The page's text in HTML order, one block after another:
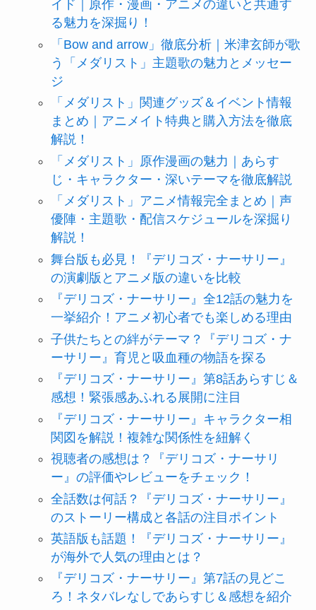
イド｜原作・漫画・アニメの違いと共通す
る魅力を深掘り！
「Bow and arrow」徹底分析｜米津玄師が歌
う「メダリスト」主題歌の魅力とメッセー
ジ
「メダリスト」関連グッズ＆イベント情報
まとめ｜アニメイト特典と購入方法を徹底
解説！
「メダリスト」原作漫画の魅力｜あらす
じ・キャラクター・深いテーマを徹底解説
「メダリスト」アニメ情報完全まとめ｜声
優陣・主題歌・配信スケジュールを深掘り
解説！
舞台版も必見！『デリコズ・ナーサリー』
の演劇版とアニメ版の違いを比較
『デリコズ・ナーサリー』全12話の魅力を
一挙紹介！アニメ初心者でも楽しめる理由
子供たちとの絆がテーマ？『デリコズ・ナ
ーサリー』育児と吸血種の物語を探る
『デリコズ・ナーサリー』第8話あらすじ＆
感想！緊張感あふれる展開に注目
『デリコズ・ナーサリー』キャラクター相
関図を解説！複雑な関係性を紐解く
視聴者の感想は？『デリコズ・ナーサリ
ー』の評価やレビューをチェック！
全話数は何話？『デリコズ・ナーサリー』
のストーリー構成と各話の注目ポイント
英語版も話題！『デリコズ・ナーサリー』
が海外で人気の理由とは？
『デリコズ・ナーサリー』第7話の見どこ
ろ！ネタバレなしであらすじ＆感想を紹介